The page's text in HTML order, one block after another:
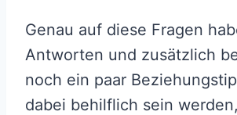
Genau auf diese Fragen
Antworten und zusätzlich
noch ein paar
dabei behilflich sein